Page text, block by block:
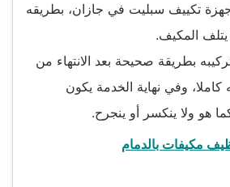
تكييف سبليت في جازان، بطريقه
المكيف.
بطريقة صحيحة بعد الانتهاء من
كاملا، وفي نهاية الخدمة يكون
هو ولا ينكسر أو ينجرح.
مكيفات بالدمام